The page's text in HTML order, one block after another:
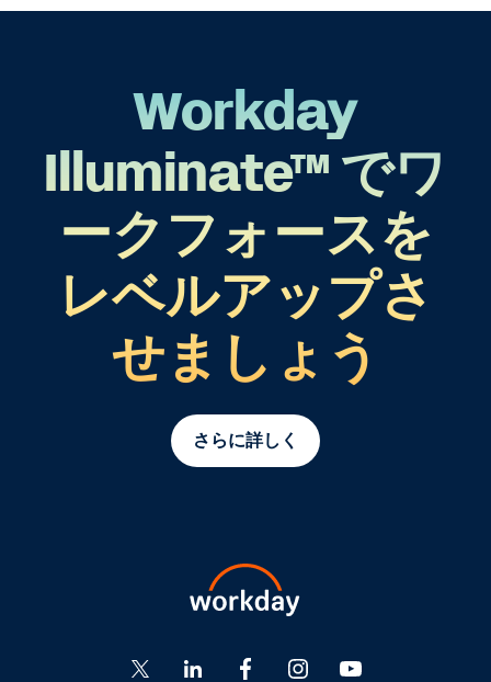
Workday
Illuminate™ でワ
ークフォースを
レベルアップさ
せましょう
さらに詳しく